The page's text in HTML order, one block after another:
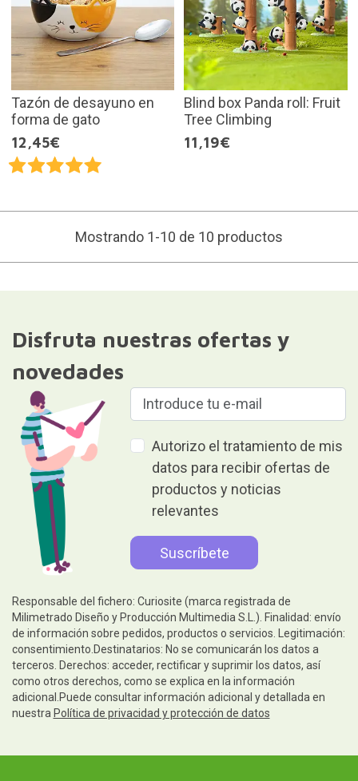
Tazón de desayuno en
forma de gato
12,45€
Blind box Panda roll: Fruit
Tree Climbing
11,19€
Mostrando 1-10 de 10 productos
Disfruta nuestras ofertas y
novedades
Autorizo el tratamiento de mis
datos para recibir ofertas de
productos y noticias
relevantes
Responsable del fichero: Curiosite (marca registrada de
Milimetrado Diseño y Producción Multimedia S.L.). Finalidad: envío
de información sobre pedidos, productos o servicios. Legitimación:
consentimiento.Destinatarios: No se comunicarán los datos a
terceros. Derechos: acceder, rectificar y suprimir los datos, así
como otros derechos, como se explica en la información
adicional.Puede consultar información adicional y detallada en
nuestra Política de privacidad y protección de datos